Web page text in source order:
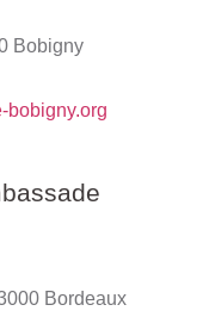
Bobigny
bobigny.org
Bordeaux